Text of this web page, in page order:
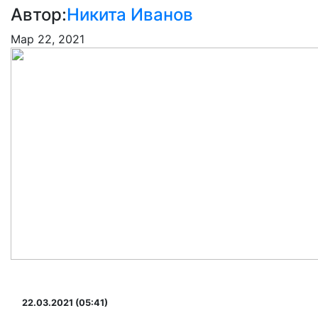
Автор:Никита Иванов
Мар 22, 2021
22.03.2021 (05:41)